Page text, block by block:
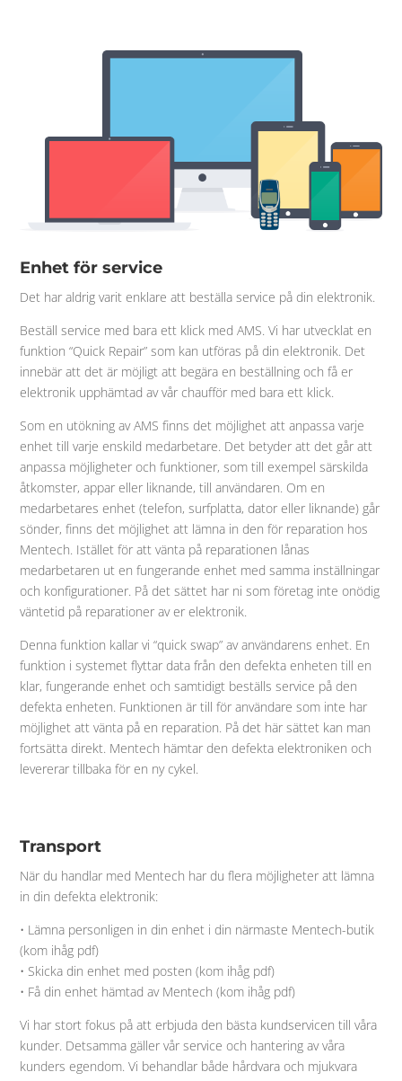
Enhet för service
Det har aldrig varit enklare att beställa service på din elektronik.
Beställ service med bara ett klick med AMS. Vi har utvecklat en
funktion “Quick Repair” som kan utföras på din elektronik. Det
innebär att det är möjligt att begära en beställning och få er
elektronik upphämtad av vår chaufför med bara ett klick.
Som en utökning av AMS finns det möjlighet att anpassa varje
enhet till varje enskild medarbetare. Det betyder att det går att
anpassa möjligheter och funktioner, som till exempel särskilda
åtkomster, appar eller liknande, till användaren. Om en
medarbetares enhet (telefon, surfplatta, dator eller liknande) går
sönder, finns det möjlighet att lämna in den för reparation hos
Mentech. Istället för att vänta på reparationen lånas
medarbetaren ut en fungerande enhet med samma inställningar
och konfigurationer. På det sättet har ni som företag inte onödig
väntetid på reparationer av er elektronik.
Denna funktion kallar vi “quick swap” av användarens enhet. En
funktion i systemet flyttar data från den defekta enheten till en
klar, fungerande enhet och samtidigt beställs service på den
defekta enheten. Funktionen är till för användare som inte har
möjlighet att vänta på en reparation. På det här sättet kan man
fortsätta direkt. Mentech hämtar den defekta elektroniken och
levererar tillbaka för en ny cykel.
Transport
När du handlar med Mentech har du flera möjligheter att lämna
in din defekta elektronik:
• Lämna personligen in din enhet i din närmaste Mentech-butik
(kom ihåg pdf)
• Skicka din enhet med posten (kom ihåg pdf)
• Få din enhet hämtad av Mentech (kom ihåg pdf)
Vi har stort fokus på att erbjuda den bästa kundservicen till våra
kunder. Detsamma gäller vår service och hantering av våra
kunders egendom. Vi behandlar både hårdvara och mjukvara